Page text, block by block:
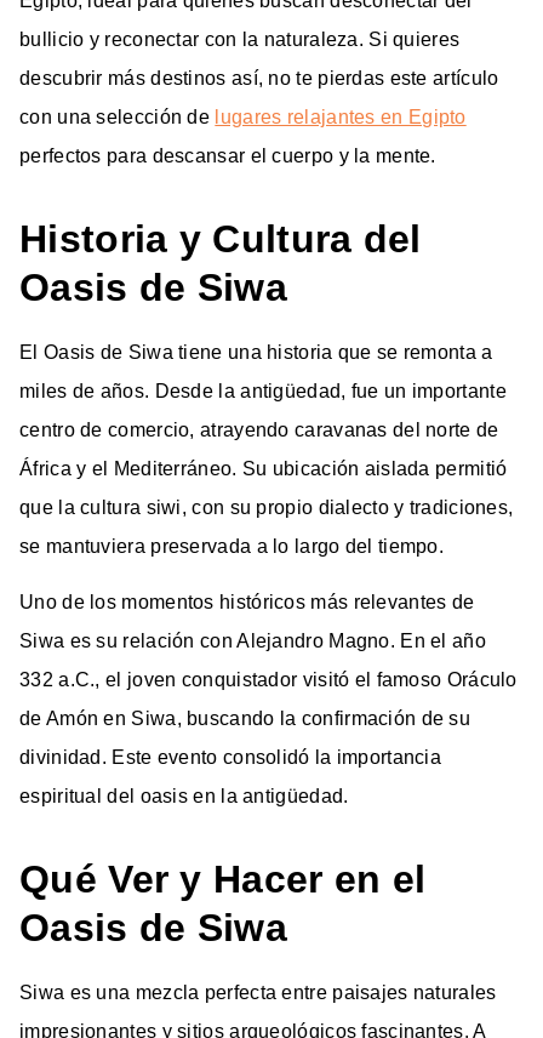
bullicio y reconectar con la naturaleza. Si quieres
descubrir más destinos así, no te pierdas este artículo
con una selección de lugares relajantes en Egipto
perfectos para descansar el cuerpo y la mente.
Historia y Cultura del
Oasis de Siwa
El Oasis de Siwa tiene una historia que se remonta a
miles de años. Desde la antigüedad, fue un importante
centro de comercio, atrayendo caravanas del norte de
África y el Mediterráneo. Su ubicación aislada permitió
que la cultura siwi, con su propio dialecto y tradiciones,
se mantuviera preservada a lo largo del tiempo.
Uno de los momentos históricos más relevantes de
Siwa es su relación con Alejandro Magno. En el año
332 a.C., el joven conquistador visitó el famoso Oráculo
de Amón en Siwa, buscando la confirmación de su
divinidad. Este evento consolidó la importancia
espiritual del oasis en la antigüedad.
Qué Ver y Hacer en el
Oasis de Siwa
Siwa es una mezcla perfecta entre paisajes naturales
impresionantes y sitios arqueológicos fascinantes. A